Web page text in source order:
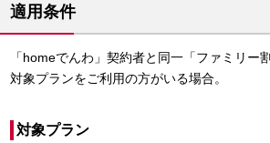
適用条件
「homeでんわ」契約者と同一「ファミリー
対象プランをご利用の方がいる場合。
対象プラン